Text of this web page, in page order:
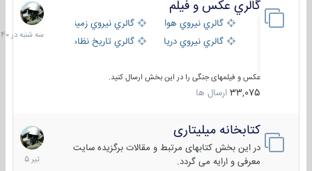
گالري عكس و فيلم
گالري نيروي هوايي
گالري نيروي زميني
گالري نيروي دريايي
گالري تاریخ نظامی
عکس و فیلمهای جنگی را در این بخش ارسال کنید.
33,075 ارسال ها
سه
شنبه
در
کتابخانه میلیتاری
در این بخش کتابهای مرتبط و مقالات برگزیده سایت
معرفی و ارایه می گردد.
16
تیر
1405